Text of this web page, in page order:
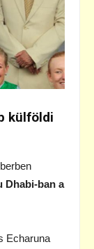
külföldi
Dhabi-ban a
Echaruna